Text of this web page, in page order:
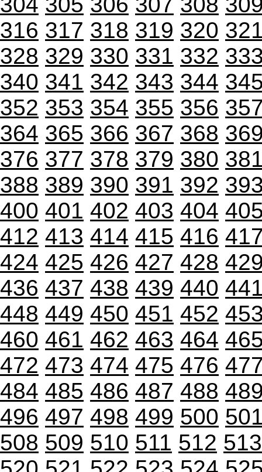
316 317 318 319 320
328 329 330 331 332
340 341 342 343 344
352 353 354 355 356
364 365 366 367 368
376 377 378 379 380
388 389 390 391 392
400 401 402 403 404
412 413 414 415 416
424 425 426 427 428
436 437 438 439 440
448 449 450 451 452
460 461 462 463 464
472 473 474 475 476
484 485 486 487 488
496 497 498 499 500
508 509 510 511 512 513